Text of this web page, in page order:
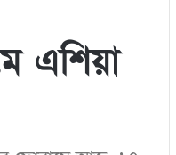
এশিয়া